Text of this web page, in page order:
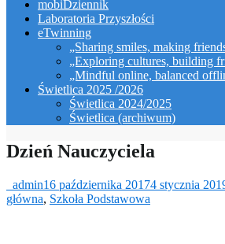
mobiDziennik
Laboratoria Przyszłości
eTwinning
„Sharing smiles, making
„Exploring cultures, building
„Mindful online, balanced
Świetlica 2025 /2026
Świetlica 2024/2025
Świetlica (archiwum)
Dzień Nauczyciela
_admin16 października 20174 stycznia
główna, Szkoła Podstawowa